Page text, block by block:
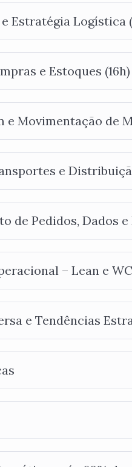
Estratégia Logística
e Estoques (16h)
e Movimentação de
e
de Pedidos, Dados e
– Lean e
e Tendências